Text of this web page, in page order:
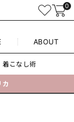
0
ABOUT
着こなし術
カ